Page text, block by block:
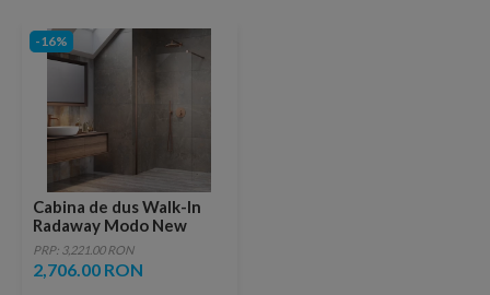
-16%
Cabina de dus Walk-In
Radaway Modo New
Brushed Copper II
125x200 cm profil cupru
periat
PRP: 3,221.00 RON
2,706.00 RON